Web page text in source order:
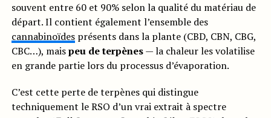
souvent entre 60 et 90% selon la qualité du matériau de
départ. Il contient également l’ensemble des
cannabinoïdesprésents dans la plante (CBD, CBN, CBG,
CBC…), maispeu de terpènes— la chaleur les volatilise
en grande partie lors du processus d’évaporation.
C’est cette perte de terpènes qui distingue
techniquement le RSO d’un vrai extrait à spectre